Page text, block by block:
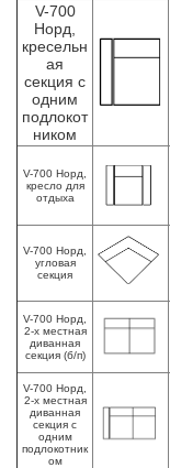
V-700
Норд,
кресельн
ая
секция с
одним
подлокот
ником
V-700 Норд,
кресло для
отдыха
V-700 Норд,
угловая
секция
V-700 Норд,
2-х местная
диванная
секция (б/п)
V-700 Норд,
2-х местная
диванная
секция с
одним
подлокотник
ом